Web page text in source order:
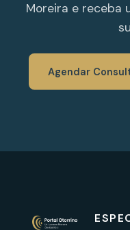
Moreira e receba
Agendar